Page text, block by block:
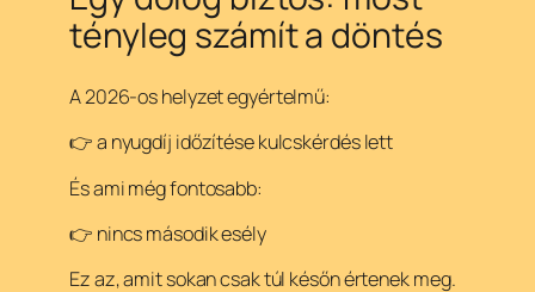
tényleg számít a döntés
A 2026-os helyzet egyértelmű:
👉 a nyugdíj időzítése kulcskérdés lett
És ami még fontosabb:
👉 nincs második esély
Ez az, amit sokan csak túl későn értenek meg.